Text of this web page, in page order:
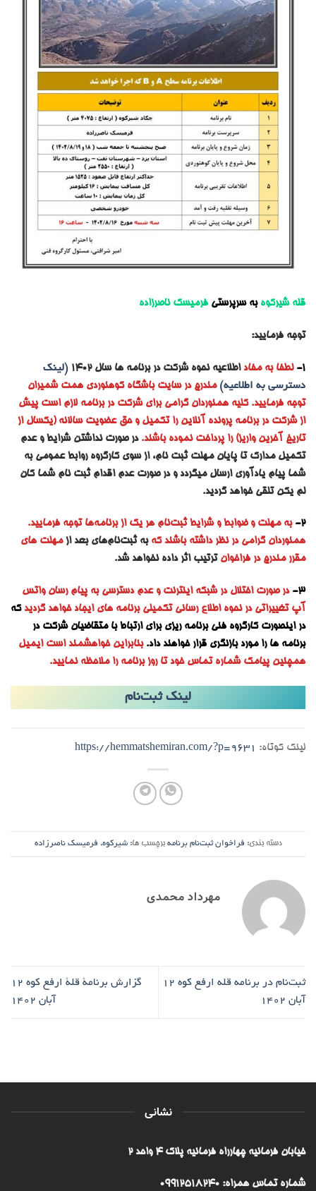
قله شیرکوه به سرپرستیفرمیسک ناصرزاده
توجه فرمایید:
1- لطفا به مفاداطلاعیه نحوه شرکت در برنامه ها سال ۱۴۰۲
(لینک
دسترسی به اطلاعیه) مندرج در سایت باشگاه کوهنوردی همت شمیران
توجه فرمایید. کلیه همنوردان گرامی برای شرکت در برنامه لازم است پیش
از شرکت در برنامه پرونده آنلاین را تکمیل و حق عضویت سالانه (یکسال از
تاریخ آخرین واریز) را پرداخت نموده باشند.در صورت نداشتن شرایط و عدم
تکمیل مدارک تا پایان مهلت ثبت نام، از سوی کارگروه روابط عمومی به
شما پیام یادآوری ارسال میگردد و در صورت عدم اقدام ثبت نام شما کان
لم یکن تلقی خواهد گردید.
2- به مهلت و ضوابط و شرایط ثبت‌نام هر یک از برنامه‌ها توجه فرمایید.
همنوردان گرامی در نظر داشته باشند که به ثبت‌نام‌های بعد ازمهلت های
مقرر مندرج در فراخوانترتیب اثر داده نخواهد شد.
3-
در صورت اختلال در شبکه اینترنت و عدم دسترسی به پیام رسان واتس
آپ تغییراتی در نحوه اطلاع رسانی تکمیلی برنامه های ایجاد خواهد گردید که
در اینصورت کارگروه فنی برنامه ریزی برای ارتباط با متقاضیان شرکت در
برنامه ها را مورد بازنگری قرار خواهند داد. بنابراین خواهشمند است ایمیل
همچنین پیامک شماره تماس خود تا روز برنامه را ملاحظه نمایید.
لینک ثبت‌نام
لینک کوتاه: https://hemmatshemiran.com/?p=9631
دسته بندی: فراخوان ثبت‌نام برنامه برچسب ها:شیرکوه, فرمیسک ناصرزاده
مهرداد محمدی
ثبت‌نام در برنامه‌ قله ارفع کوه ۱۲
آبان ۱۴۰۲
گزارش برنامۀ قلۀ ارفع کوه ۱۲
آبان ۱۴۰۲
نشانی
خیابان فرمانیه چهارراه فرمانیه پلاک ۴ واحد ۲
شماره تماس همراه: 09912518240